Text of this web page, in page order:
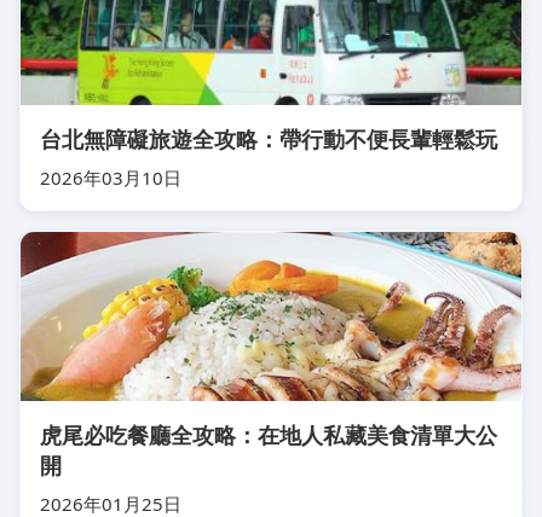
台北無障礙旅遊全攻略：帶行動不便長輩輕鬆玩
2026年03月10日
虎尾必吃餐廳全攻略：在地人私藏美食清單大公
開
2026年01月25日